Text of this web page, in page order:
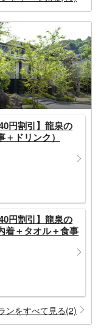
円割引】龍泉の
ドリンク）
円割引】龍泉の
着＋タオル＋食事
ンをすべて見る(2)